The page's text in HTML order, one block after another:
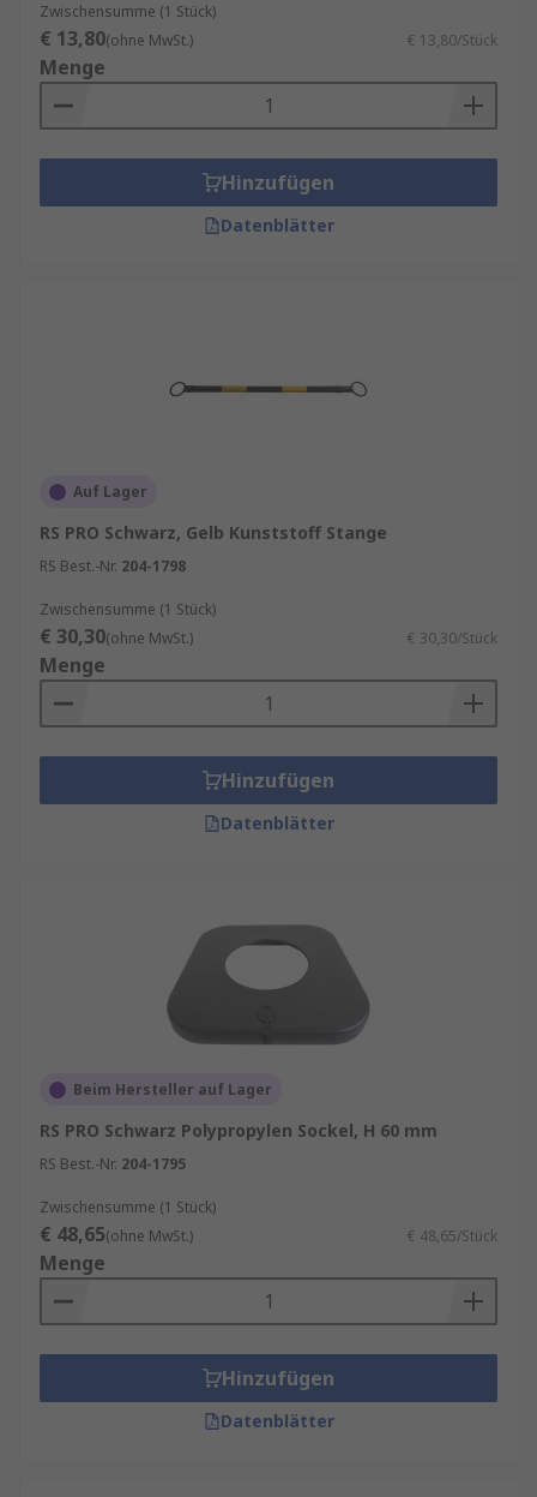
Zwischensumme (1 Stück)
€ 13,80(ohne MwSt.) € 13,80/Stück
Menge
Hinzufügen
Datenblätter
Auf Lager
RS PRO Schwarz, Gelb Kunststoff Stange
RS Best.-Nr. 204-1798
Zwischensumme (1 Stück)
€ 30,30(ohne MwSt.) € 30,30/Stück
Menge
Hinzufügen
Datenblätter
Beim Hersteller auf Lager
RS PRO Schwarz Polypropylen Sockel, H 60 mm
RS Best.-Nr. 204-1795
Zwischensumme (1 Stück)
€ 48,65(ohne MwSt.) € 48,65/Stück
Menge
Hinzufügen
Datenblätter